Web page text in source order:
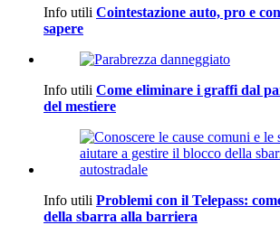
Info utili Cointestazione auto, pro e
sapere
Info utili Come eliminare i graffi dal
del mestiere
Info utili Problemi con il Telepass:
della sbarra alla barriera